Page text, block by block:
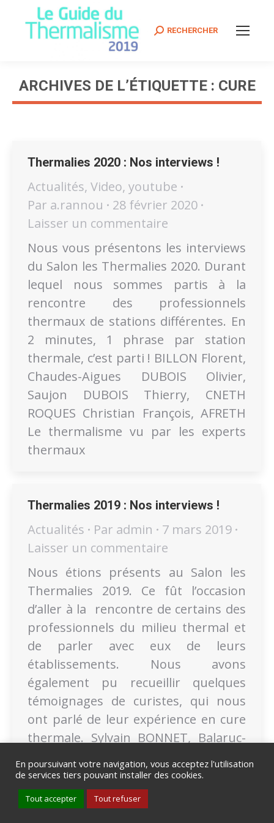
Search:
RECHERCHER
ARCHIVES DE L’ÉTIQUETTE : CURE
Vous êtes ici :
Thermalies 2020 : Nos interviews !
Actualités, Video, youtube
Par a.rannou
28 février 2020
Laisser un commentaire
Nous vous présentons les interviews
du Salon les Thermalies 2020. Durant
lequel nous sommes partis à la
rencontre des professionnels
thermaux de stations différentes. En
2 minutes, 1 phrase par station
thermale, c’est parti ! BILLON Florent,
Chaudes-Aigues DUBOIS Olivier,
Saujon DUBOIS Thierry, CNETH
ROQUES Christian François, AFRETH
Le thermalisme vu par les experts
thermaux
Thermalies 2019 : Nos interviews !
Actualités Par admin
7 mars 2019
Laisser un commentaire
Nous étions présents au Salon les
Thermalies 2019. Ce fût l’occasion
d’aller à la rencontre de certains des
professionnels du milieu thermal et
de parler avec eux de leurs
établissements. Nous avons
également pu recueillir quelques
témoignages de curistes, qui nous
ont parlé de leur expérience en cure
thermale. Sylvain BONNET, Balaruc-
En poursuivant votre navigation, vous acceptez l'utilisation
de services tiers pouvant installer des cookies.
Tout accepter Tout refuser